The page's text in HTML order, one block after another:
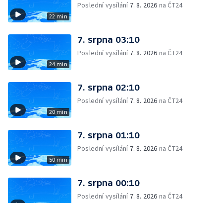
22 min
Poslední vysílání 7. 8. 2026 na ČT24
24 min
7. srpna 03:10
Poslední vysílání 7. 8. 2026 na ČT24
20 min
7. srpna 02:10
Poslední vysílání 7. 8. 2026 na ČT24
50 min
7. srpna 01:10
Poslední vysílání 7. 8. 2026 na ČT24
7. srpna 00:10
Poslední vysílání 7. 8. 2026 na ČT24